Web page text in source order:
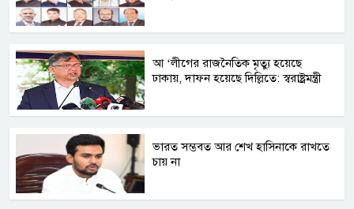
আ ‘লীগের রাজনৈতিক মৃত্যু হয়েছে
ঢাকায়, দাফন হয়েছে দিল্লিতে: স্বরাষ্ট্রমন্ত্রী
ভারত সম্ভবত আর শেখ হাসিনাকে রাখতে
চায় না